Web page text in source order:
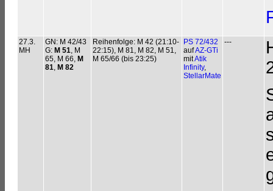
27.3.
MH
GN: M 42/43
G: M 51, M
65, M 66, M
81, M 82
Reihenfolge: M 42 (21:10-
22:15), M 81, M 82, M 51,
M 65/66 (bis 23:25)
PS 72/432
aufAZ-GTi
mitAtik
Infinity,
StellarMate
---